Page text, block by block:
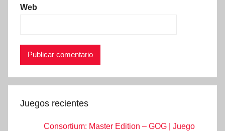
Web
Juegos recientes
Consortium: Master Edition – GOG | Juego